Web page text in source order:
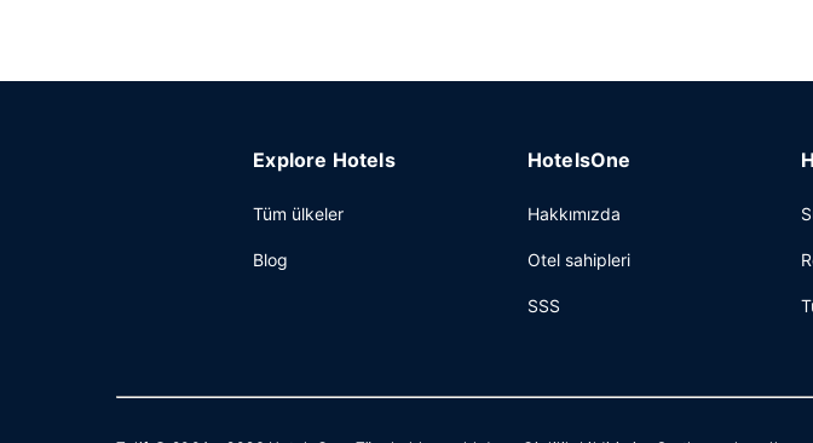
Explore Hotels
Tüm ülkeler
Blog
HotelsOne
Hakkımızda
Otel sahipleri
SSS